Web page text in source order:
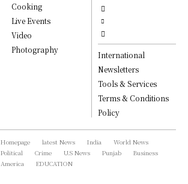
Cooking
Live Events
Video
Photography
International
Newsletters
Tools & Services
Terms & Conditions
Policy
Homepage latest News India
World News
Political
Crime U.S News Punjab
Business
America
EDUCATION